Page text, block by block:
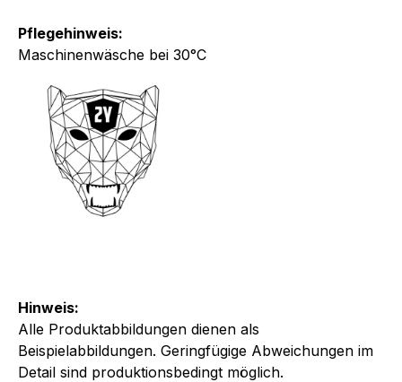
Hinweis:
Alle Produktabbildungen dienen als
Beispielabbildungen. Geringfügige Abweichungen im
Detail sind produktionsbedingt möglich.
Pflegehinweis:
Maschinenwäsche bei 30°C